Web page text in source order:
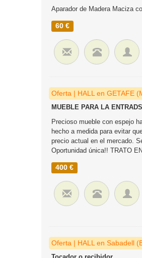
Aparador de Madera Maciza
60 €
Oferta | HALL en GETAFE
MUEBLE PARA LA
Precioso mueble con espejo
hecho a medida para evitar
precio actual en el mercado.
Oportunidad única!! TRATO
400 €
Oferta | HALL en Sabadell